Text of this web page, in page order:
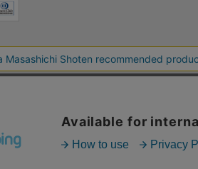
シーポリシー